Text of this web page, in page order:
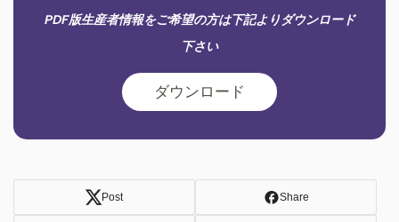
PDF版生産者情報をご希望の方は下記よりダウンロード
下さい
ダウンロード
Post Share